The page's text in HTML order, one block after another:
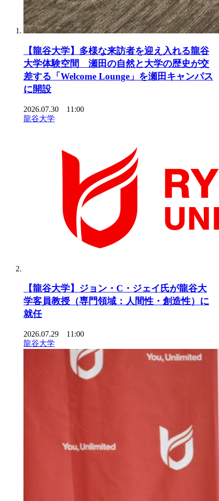
【龍谷大学】多様な来訪者を迎え入れる龍谷
大学体験空間 瀬田の自然と大学の歴史が交
差する「Welcome Lounge」を瀬田キャンパス
に開設
2026.07.30 11:00
龍谷大学
【龍谷大学】ジョン・C・ジェイ氏が龍谷大
学客員教授（専門領域：人間性・創造性）に
就任
2026.07.29 11:00
龍谷大学